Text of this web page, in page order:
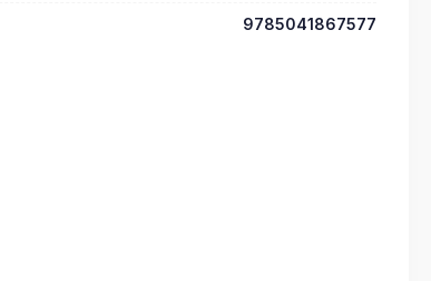
9785041867577